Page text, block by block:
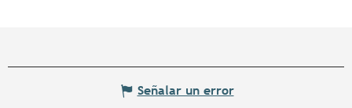
Señalar un error